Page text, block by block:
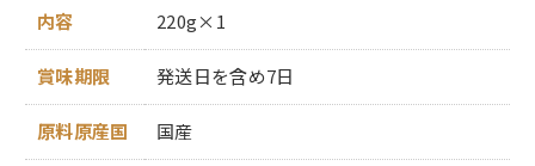
内容 220g×1
賞味期限 発送日を含め7日
原料原産国 国産